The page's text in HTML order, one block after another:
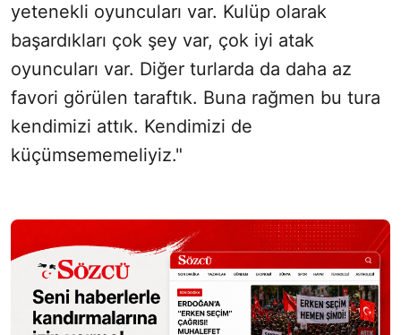
yetenekli oyuncuları var. Kulüp olarak
başardıkları çok şey var, çok iyi atak
oyuncuları var. Diğer turlarda da daha az
favori görülen taraftık. Buna rağmen bu tura
kendimizi attık. Kendimizi de
küçümsememeliyiz."